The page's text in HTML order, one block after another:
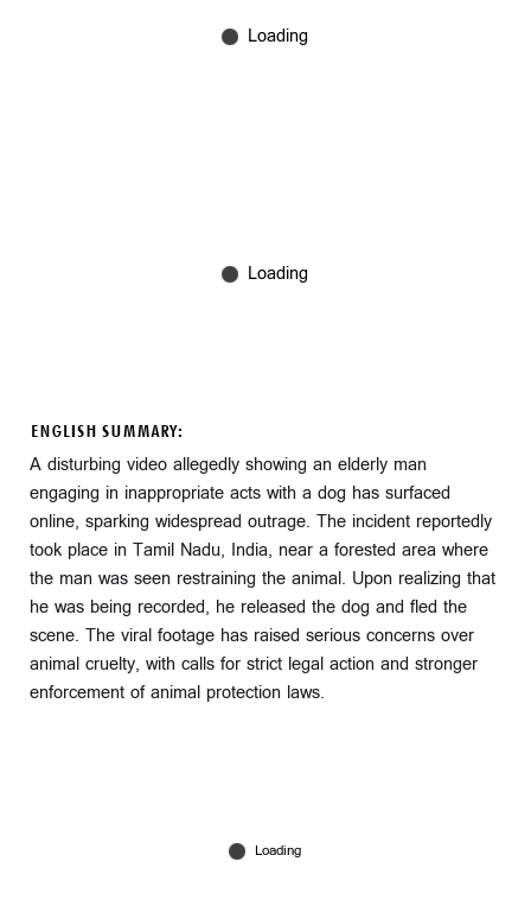
ENGLISH SUMMARY:
A disturbing video allegedly showing an elderly man
engaging in inappropriate acts with a dog has surfaced
online, sparking widespread outrage. The incident reportedly
took place in Tamil Nadu, India, near a forested area where
the man was seen restraining the animal. Upon realizing that
he was being recorded, he released the dog and fled the
scene. The viral footage has raised serious concerns over
animal cruelty, with calls for strict legal action and stronger
enforcement of animal protection laws.